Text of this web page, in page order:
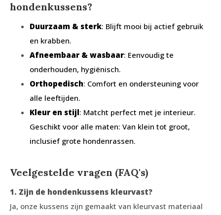
hondenkussens?
Duurzaam & sterk: Blijft mooi bij actief gebruik
en krabben.
Afneembaar & wasbaar: Eenvoudig te
onderhouden, hygiënisch.
Orthopedisch: Comfort en ondersteuning voor
alle leeftijden.
Kleur en stijl: Matcht perfect met je interieur.
Geschikt voor alle maten: Van klein tot groot,
inclusief grote hondenrassen.
Veelgestelde vragen (FAQ's)
1. Zijn de hondenkussens kleurvast?
Ja, onze kussens zijn gemaakt van kleurvast materiaal